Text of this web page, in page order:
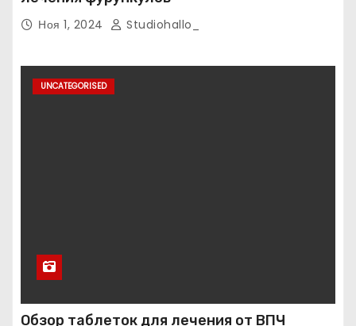
Ноя 1, 2024 Studiohallo_
UNCATEGORISED
Обзор таблеток для лечения от ВПЧ